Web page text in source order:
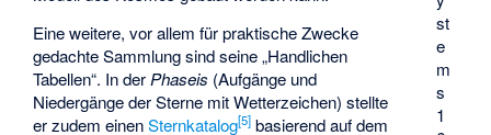
st
e
m
s
1
Eine weitere, vor allem für praktische Zwecke
gedachte Sammlung sind seine „Handlichen
Tabellen“. In der Phaseis (Aufgänge und
Niedergänge der Sterne mit Wetterzeichen) stellte
er zudem einenSternkatalog[5] basierend auf dem